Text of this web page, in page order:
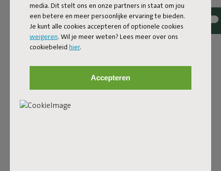
media. Dit stelt ons en onze partners in staat om jou
een betere en meer persoonlijke ervaring te bieden.
Je kunt alle cookies accepteren of optionele cookies
weigeren. Wil je meer weten? Lees meer over ons
cookiebeleid hier.
Accepteren
Eigenschappen
Gebruikersinformatie
Duurzaamheid informatie